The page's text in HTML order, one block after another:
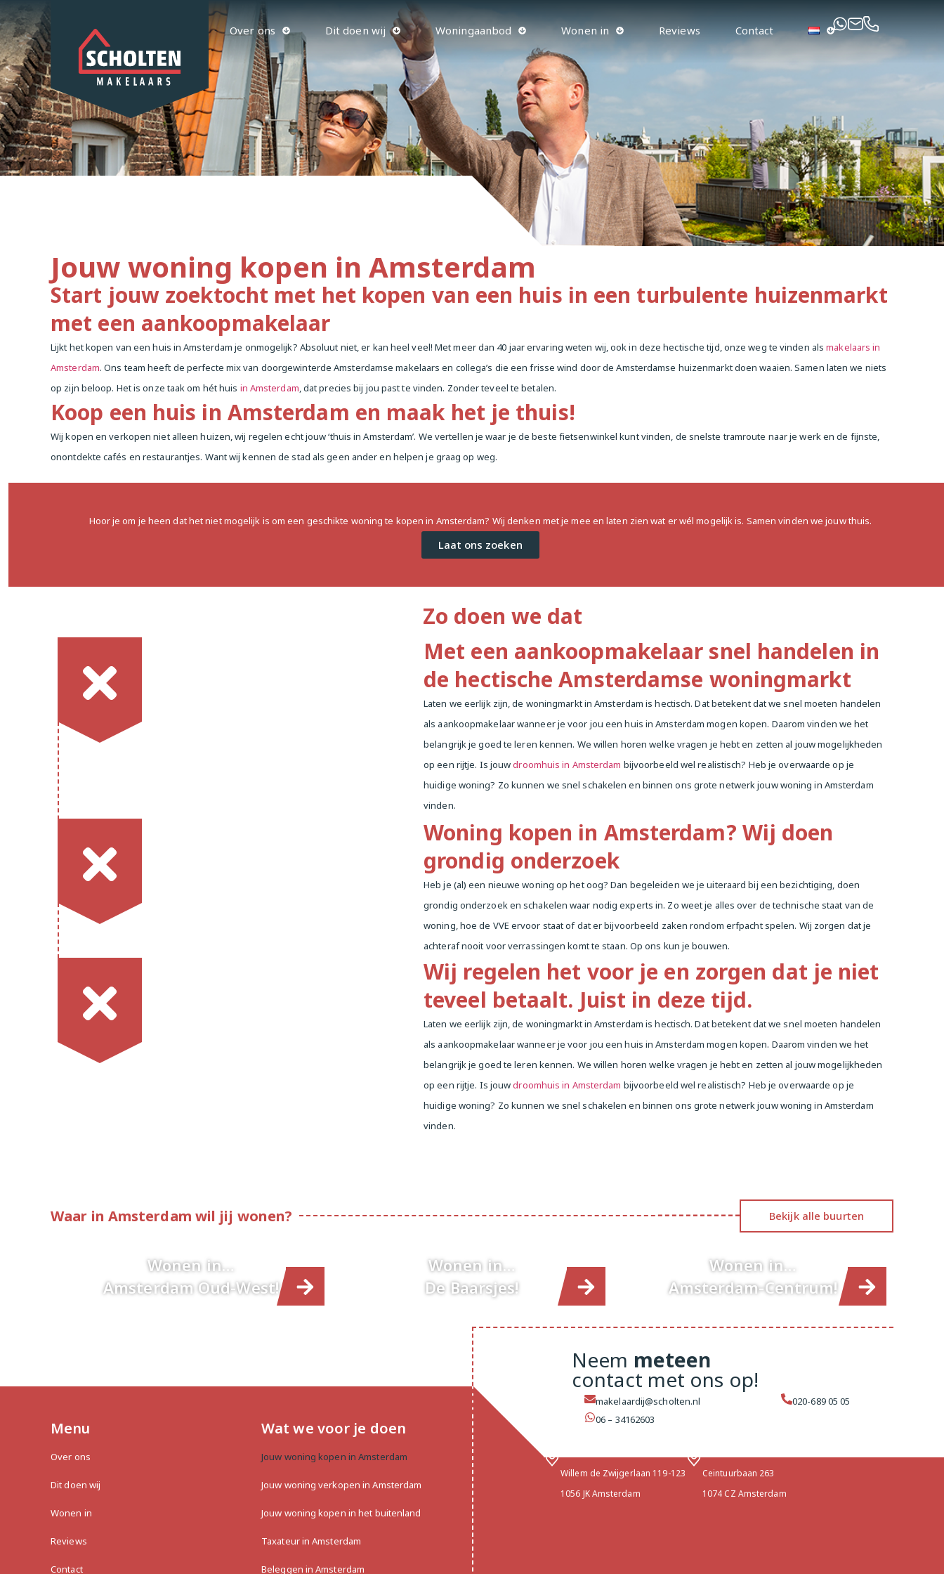
Over ons Dit doen wij Woningaanbod Wonen in Reviews Contact
Jouw woning kopen in Amsterdam
Start jouw zoektocht met het kopen van een huis in een turbulente huizenmarkt
met een aankoopmakelaar
Lijkt het kopen van een huis in Amsterdam je onmogelijk? Absoluut niet, er kan heel veel! Met meer dan 40 jaar ervaring weten wij, ook in deze hectische tijd, onze weg te vinden alsmakelaars in
Amsterdam. Ons team heeft de perfecte mix van doorgewinterde Amsterdamse makelaars en collega’s die een frisse wind door de Amsterdamse huizenmarkt doen waaien. Samen laten we niets
op zijn beloop. Het is onze taak om hét huis in Amsterdam, dat precies bij jou past te vinden. Zonder teveel te betalen.
Koop een huis in Amsterdam en maak het je thuis!
Wij kopen en verkopen niet alleen huizen, wij regelen echt jouw ‘thuis in Amsterdam’. We vertellen je waar je de beste fietsenwinkel kunt vinden, de snelste tramroute naar je werk en de fijnste,
onontdekte cafés en restaurantjes. Want wij kennen de stad als geen ander en helpen je graag op weg.
Hoor je om je heen dat het niet mogelijk is om een geschikte woning te kopen in Amsterdam? Wij denken met je mee en laten zien wat er wél mogelijk is. Samen vinden we jouw thuis.
Laat ons zoeken
Zo doen we dat
Met een aankoopmakelaar snel handelen in
de hectische Amsterdamse woningmarkt
Laten we eerlijk zijn, de woningmarkt in Amsterdam is hectisch. Dat betekent dat we snel moeten handelen
als aankoopmakelaar wanneer je voor jou een huis in Amsterdam mogen kopen. Daarom vinden we het
belangrijk je goed te leren kennen. We willen horen welke vragen je hebt en zetten al jouw mogelijkheden
op een rijtje. Is jouwdroomhuis in Amsterdam bijvoorbeeld wel realistisch? Heb je overwaarde op je
huidige woning? Zo kunnen we snel schakelen en binnen ons grote netwerk jouw woning in Amsterdam
vinden.
Woning kopen in Amsterdam? Wij doen
grondig onderzoek
Heb je (al) een nieuwe woning op het oog? Dan begeleiden we je uiteraard bij een bezichtiging, doen
grondig onderzoek en schakelen waar nodig experts in. Zo weet je alles over de technische staat van de
woning, hoe de VVE ervoor staat of dat er bijvoorbeeld zaken rondom erfpacht spelen. Wij zorgen dat je
achteraf nooit voor verrassingen komt te staan. Op ons kun je bouwen.
Wij regelen het voor je en zorgen dat je niet
teveel betaalt. Juist in deze tijd.
Laten we eerlijk zijn, de woningmarkt in Amsterdam is hectisch. Dat betekent dat we snel moeten handelen
als aankoopmakelaar wanneer je voor jou een huis in Amsterdam mogen kopen. Daarom vinden we het
belangrijk je goed te leren kennen. We willen horen welke vragen je hebt en zetten al jouw mogelijkheden
op een rijtje. Is jouwdroomhuis in Amsterdam bijvoorbeeld wel realistisch? Heb je overwaarde op je
huidige woning? Zo kunnen we snel schakelen en binnen ons grote netwerk jouw woning in Amsterdam
vinden.
Waar in Amsterdam wil jij wonen? Bekijk alle buurten
Wonen in…
Amsterdam Oud-West!
Wonen in…
De Baarsjes!
Wonen in…
Amsterdam-Centrum!
Neem meteen
contact met ons op!
makelaardij@scholten.nl
020-689 05 05
06 – 34162603
Menu
Over ons
Dit doen wij
Wonen in
Reviews
Contact
Wat we voor je doen
Jouw woning kopen in Amsterdam
Jouw woning verkopen in Amsterdam
Jouw woning kopen in het buitenland
Taxateur in Amsterdam
Beleggen in Amsterdam
Adresgegevens
Willem de Zwijgerlaan 119-123
1056 JK Amsterdam
Ceintuurbaan 263
1074 CZ Amsterdam